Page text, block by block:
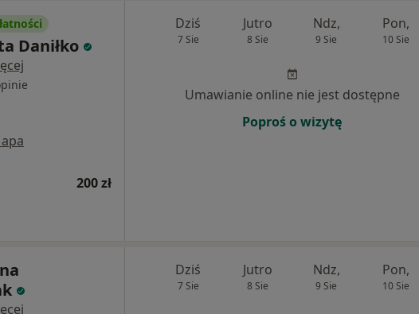
Daniłko
200 zł
Dziś
7 Sie
Jutro
8 Sie
Ndz,
9 Sie
Pon,
10 Sie
Umawianie online nie jest dostępne
Poproś o wizytę
Dziś
7 Sie
Jutro
8 Sie
Ndz,
9 Sie
Pon,
10 Sie